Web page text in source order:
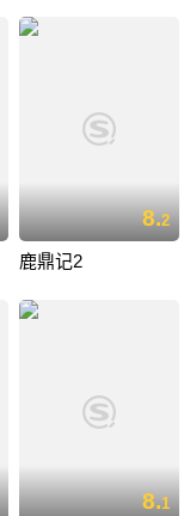
8.2
鹿鼎记2
8.1